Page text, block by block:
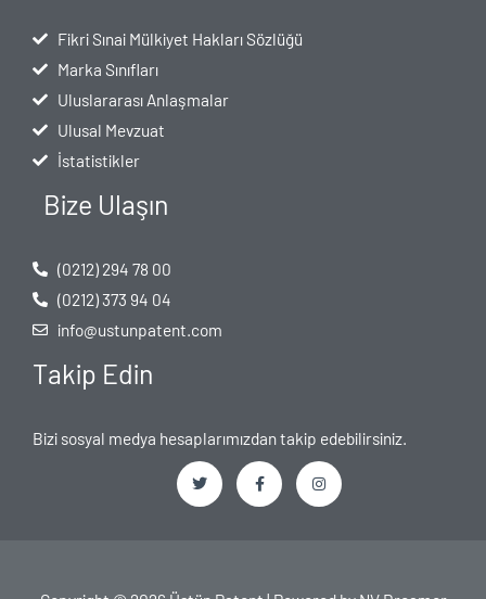
Fikri Sınai Mülkiyet Hakları Sözlüğü
Marka Sınıfları
Uluslararası Anlaşmalar
Ulusal Mevzuat
İstatistikler
Bize Ulaşın
(0212) 294 78 00
(0212) 373 94 04
info@ustunpatent.com
Takip Edin
Bizi sosyal medya hesaplarımızdan takip edebilirsiniz.
T
F
I